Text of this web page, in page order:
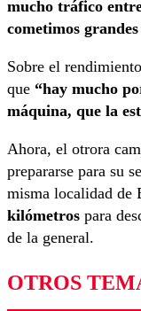
mucho tráfico
cometimos
Sobre el
que “hay mucho
máquina, que la
Ahora, el otrora
prepararse para su
misma localidad de
kilómetros para
de la general.
OTROS